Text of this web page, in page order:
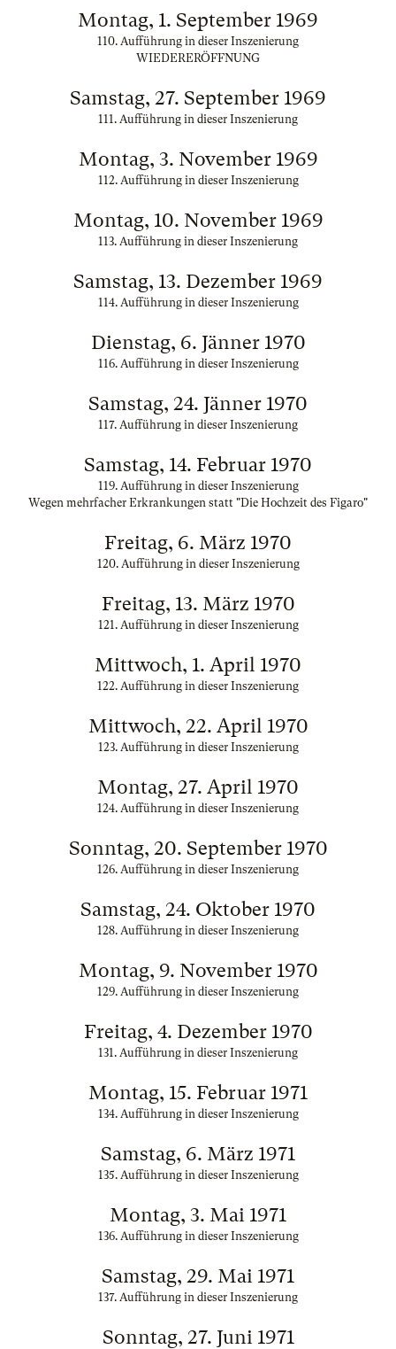
Montag, 1. September 1969
110. Aufführung in dieser Inszenierung
WIEDERERÖFFNUNG
Samstag, 27. September 1969
111. Aufführung in dieser Inszenierung
Montag, 3. November 1969
112. Aufführung in dieser Inszenierung
Montag, 10. November 1969
113. Aufführung in dieser Inszenierung
Samstag, 13. Dezember 1969
114. Aufführung in dieser Inszenierung
Dienstag, 6. Jänner 1970
116. Aufführung in dieser Inszenierung
Samstag, 24. Jänner 1970
117. Aufführung in dieser Inszenierung
Samstag, 14. Februar 1970
119. Aufführung in dieser Inszenierung
Wegen mehrfacher Erkrankungen statt "Die Hochzeit des Figaro"
Freitag, 6. März 1970
120. Aufführung in dieser Inszenierung
Freitag, 13. März 1970
121. Aufführung in dieser Inszenierung
Mittwoch, 1. April 1970
122. Aufführung in dieser Inszenierung
Mittwoch, 22. April 1970
123. Aufführung in dieser Inszenierung
Montag, 27. April 1970
124. Aufführung in dieser Inszenierung
Sonntag, 20. September 1970
126. Aufführung in dieser Inszenierung
Samstag, 24. Oktober 1970
128. Aufführung in dieser Inszenierung
Montag, 9. November 1970
129. Aufführung in dieser Inszenierung
Freitag, 4. Dezember 1970
131. Aufführung in dieser Inszenierung
Montag, 15. Februar 1971
134. Aufführung in dieser Inszenierung
Samstag, 6. März 1971
135. Aufführung in dieser Inszenierung
Montag, 3. Mai 1971
136. Aufführung in dieser Inszenierung
Samstag, 29. Mai 1971
137. Aufführung in dieser Inszenierung
Sonntag, 27. Juni 1971